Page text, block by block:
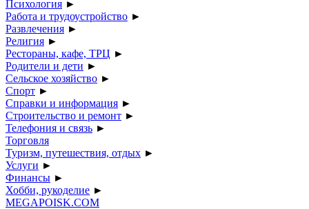
Психология ►
Работа и трудоустройство ►
Развлечения ►
Религия ►
Рестораны, кафе, ТРЦ ►
Родители и дети ►
Сельское хозяйство ►
Спорт ►
Справки и информация ►
Строительство и ремонт ►
Телефония и связь ►
Торговля
Туризм, путешествия, отдых ►
Услуги ►
Финансы ►
Хобби, рукоделие ►
MEGAPOISK.COM